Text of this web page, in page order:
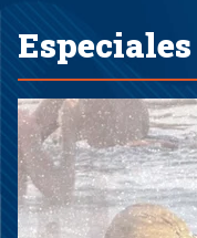
Especiales